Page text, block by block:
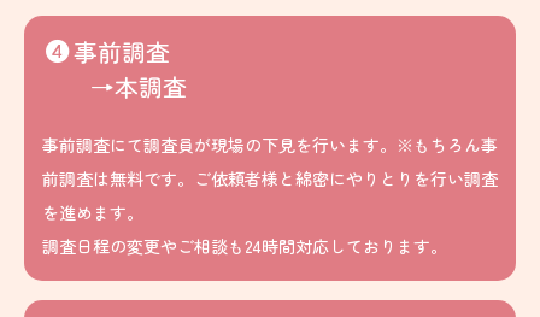
事前調査
→本調査
事前調査にて調査員が現場の下見を行います。※もちろん事
前調査は無料です。ご依頼者様と綿密にやりとりを行い調査
を進めます。
調査日程の変更やご相談も24時間対応しております。